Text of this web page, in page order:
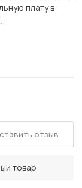
плату в
товар
отзыв